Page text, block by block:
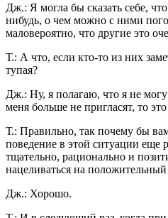
Дж.: Я могла бы сказать себе,
нибудь, о чем можно с ними
маловероятно, что другие это
Т.: А что, если кто-то из них
тупая?
Дж.: Ну, я полагаю, что я не
меня больше не пригласят, то
Т.: Правильно, так почему бы
поведение в этой ситуации еще
тщательно, рационально и
нацеливаться на
Дж.: Хорошо.